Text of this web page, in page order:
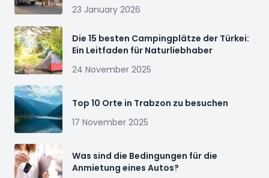
23 January 2026
Die 15 besten Campingplätze der Türkei:
Ein Leitfaden für Naturliebhaber
24 November 2025
Top 10 Orte in Trabzon zu besuchen
17 November 2025
Was sind die Bedingungen für die
Anmietung eines Autos?